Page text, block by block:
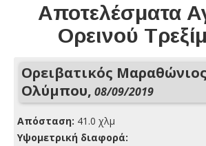
Αποτελέσματα
Ορεινού
Ορειβατικός Μαραθώνιος
Ολύμπου, 08/09/2019
Απόσταση: 41.0 χλμ
Yψομετρική διαφορά: